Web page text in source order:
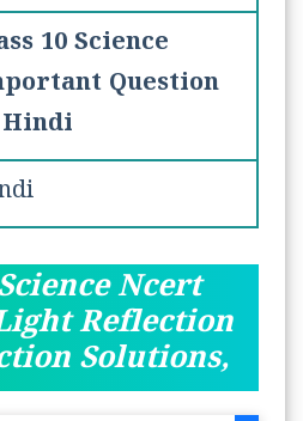
10 Science
Question
Ncert
Reflection
Solutions,